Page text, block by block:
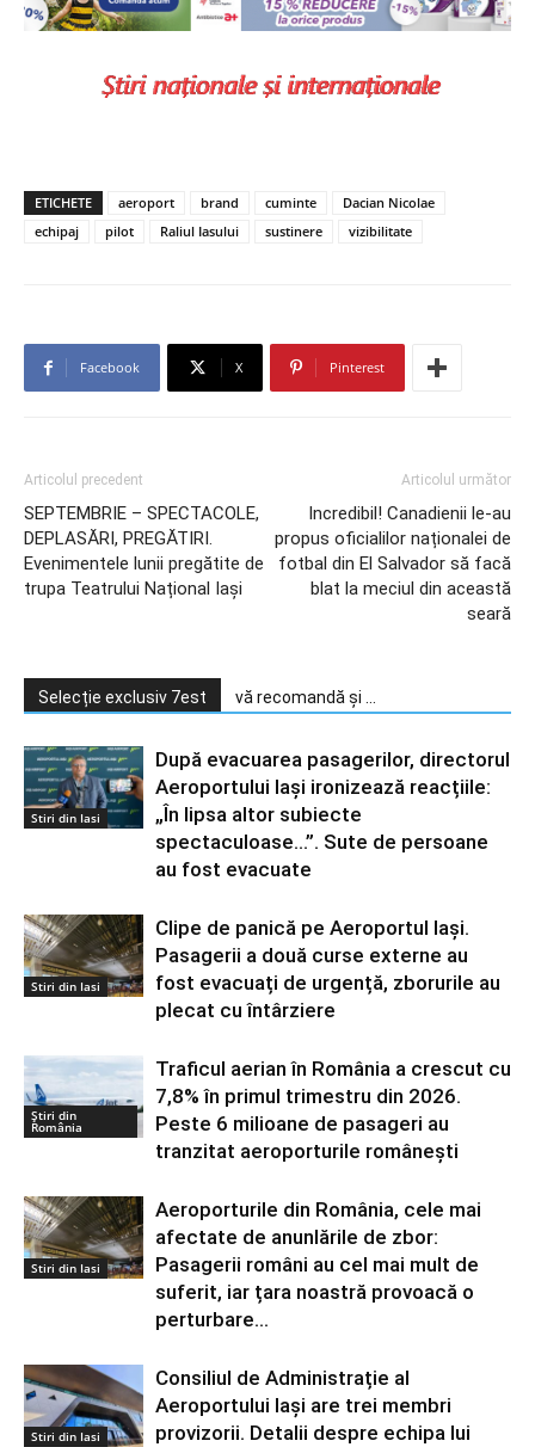
ETICHETE aeroport brand cuminte
Dacian Nicolae
echipaj
pilot Raliul Iasului sustinere vizibilitate
Facebook X Pinterest
Articolul precedent
SEPTEMBRIE – SPECTACOLE,
DEPLASĂRI, PREGĂTIRI.
Evenimentele lunii pregătite de
trupa Teatrului Național Iași
Articolul următor
Incredibil! Canadienii le-au
propus oficialilor naționalei de
fotbal din El Salvador să facă
blat la meciul din această
seară
Selecție exclusiv 7est vă recomandă și ...
Stiri din Iasi
După evacuarea pasagerilor, directorul
Aeroportului Iași ironizează reacțiile:
„În lipsa altor subiecte
spectaculoase…”. Sute de persoane
au fost evacuate
Stiri din Iasi
Clipe de panică pe Aeroportul Iași.
Pasagerii a două curse externe au
fost evacuați de urgență, zborurile au
plecat cu întârziere
Știri din
România
Traficul aerian în România a crescut cu
7,8% în primul trimestru din 2026.
Peste 6 milioane de pasageri au
tranzitat aeroporturile românești
Stiri din Iasi
Aeroporturile din România, cele mai
afectate de anunlările de zbor:
Pasagerii români au cel mai mult de
suferit, iar țara noastră provoacă o
perturbare...
Stiri din Iasi
Consiliul de Administrație al
Aeroportului Iași are trei membri
provizorii. Detalii despre echipa lui